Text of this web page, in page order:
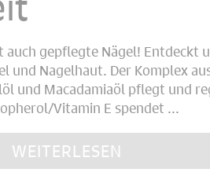
auch gepflegte Nägel! Entdeckt
und Nagelhaut. Der Komplex
und Macadamiaöl pflegt und
Vitamin E spendet ...
WEITERLESEN